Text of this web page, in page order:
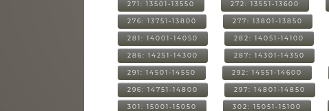
271: 13501-13550 272: 13551-13600
276: 13751-13800 277: 13801-13850
281: 14001-14050 282: 14051-14100
286: 14251-14300 287: 14301-14350
291: 14501-14550 292: 14551-14600
296: 14751-14800 297: 14801-14850
301: 15001-15050 302: 15051-15100